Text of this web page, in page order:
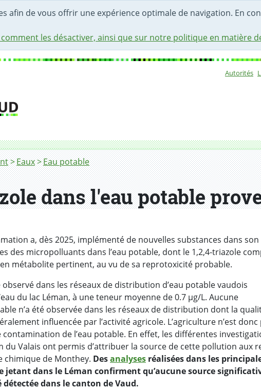
afin de vous offrir une expérience optimale de navigation. En
les désactiver, ainsi que sur notre politique en matière
LA PAGE
Autorités
Eaux Eau potable
potable provenant du lac Léman
dans l'eau potable
a, dès 2025, implémenté de nouvelles substances dans son
des micropolluants dans l’eau potable, dont le 1,2,4-triazole
métabolite pertinent, au vu de sa reprotoxicité probable.
observé dans les réseaux de distribution d’eau potable vaudois
du lac Léman, à une teneur moyenne de 0.7 µg/L. Aucune
n’a été observée dans les réseaux de distribution dont la
influencée par l’activité agricole. L’agriculture n’est donc
de l’eau potable. En effet, les différentes
du Valais ont permis d’attribuer la source de cette pollution aux
chimique de Monthey. Desanalyses réalisées dans les
jetant dans le Léman confirment qu’aucune source
détectée dans le canton de Vaud.